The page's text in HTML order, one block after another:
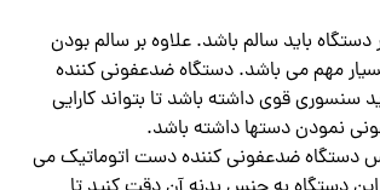
باید سالم باشد. علاوه بر سالم بودن
مهم می باشد. دستگاه ضدعفونی کننده
سنسوری قوی داشته باشد تا بتواند کارایی
نمودن دستها داشته باشد.
دستگاه ضدعفونی کننده دست اتوماتیک می